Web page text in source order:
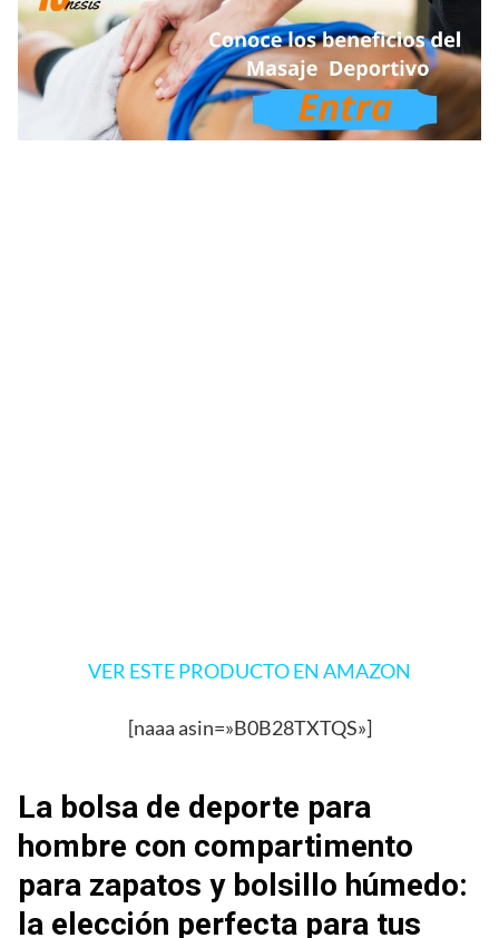
VER ESTE PRODUCTO EN AMAZON
[naaa asin=»B0B28TXTQS»]
La bolsa de deporte para
hombre con compartimento
para zapatos y bolsillo húmedo:
la elección perfecta para tus